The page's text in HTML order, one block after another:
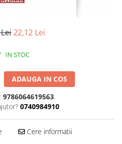
22,12 Lei
IN STOC
ADAUGA IN COS
9786064619563
0740984910
Cere informatii